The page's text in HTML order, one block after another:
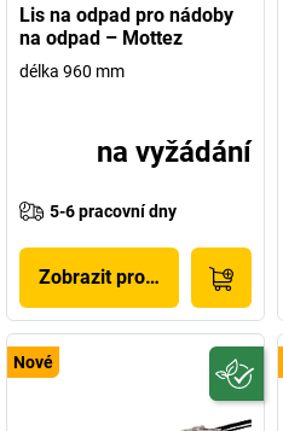
Lis na odpad pro nádoby
na odpad – Mottez
délka 960 mm
na vyžádání
5-6 pracovní dny
Zobrazit produkt
Nové